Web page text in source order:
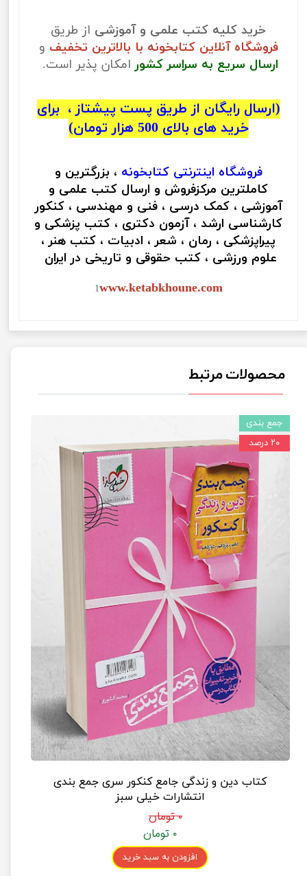
خرید کلیه کتب علمی و آموزشی از طریق
فروشگاه آنلاین کتابخونه با بالاترین تخفیف و
ارسال سریع به سراسر کشور امکان پذیر است.
(ارسال رایگان از طریق پست پیشتاز ، برای
خرید های بالای 500 هزار تومان)
فروشگاه اینترنتی کتابخونه ، بزرگترین و
کاملترین مرکزفروش و ارسال کتب علمی و
آموزشی ، کمک درسی ، فنی و مهندسی ، کنکور
کارشناسی ارشد ، آزمون دکتری ، کتب پزشکی و
پیراپزشکی ، رمان ، شعر ، ادبیات ، کتب هنر ،
علوم ورزشی ، کتب حقوقی و تاریخی در ایران
1www.ketabkhoune.com
محصولات مرتبط
کتاب دین و زندگی جامع کنکور سری جمع بندی
انتشارات خیلی سبز
۰ تومان
۰ تومان
افزودن به سبد خرید
جمع بندی
۲۰ درصد